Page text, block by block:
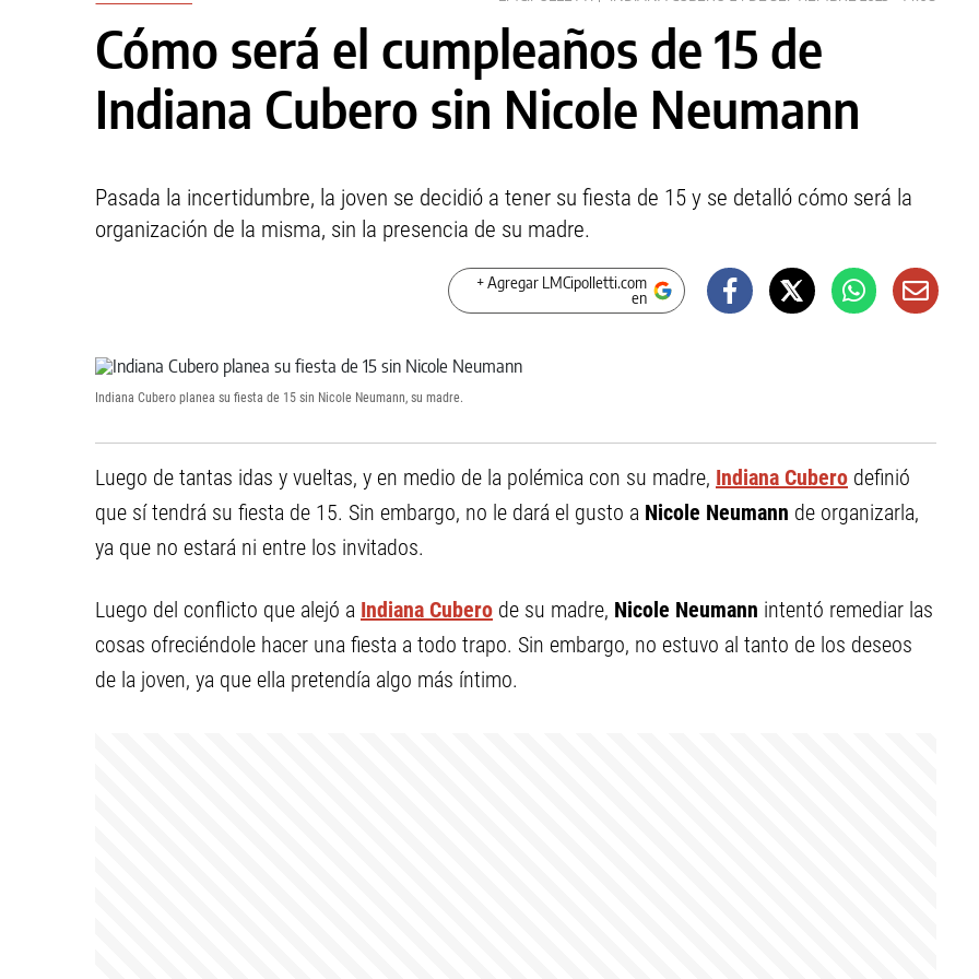
Cómo será el cumpleaños de 15 de
Indiana Cubero sin Nicole Neumann
Pasada la incertidumbre, la joven se decidió a tener su fiesta de 15 y se detalló cómo será la
organización de la misma, sin la presencia de su madre.
+ Agregar LMCipolletti.com
en
Indiana Cubero planea su fiesta de 15 sin Nicole Neumann, su madre.
Luego de tantas idas y vueltas, y en medio de la polémica con su madre, Indiana Cubero definió
que sí tendrá su fiesta de 15. Sin embargo, no le dará el gusto a Nicole Neumann de organizarla,
ya que no estará ni entre los invitados.
Luego del conflicto que alejó a Indiana Cubero de su madre, Nicole Neumann intentó remediar las
cosas ofreciéndole hacer una fiesta a todo trapo. Sin embargo, no estuvo al tanto de los deseos
de la joven, ya que ella pretendía algo más íntimo.